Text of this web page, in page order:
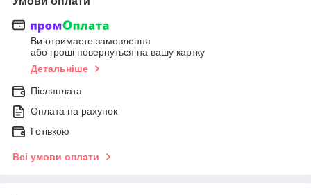
Ви отримаєте замовлення
або гроші повернуться на вашу картку
Детальніше
Післяплата
Оплата на рахунок
Готівкою
Всі умови оплати